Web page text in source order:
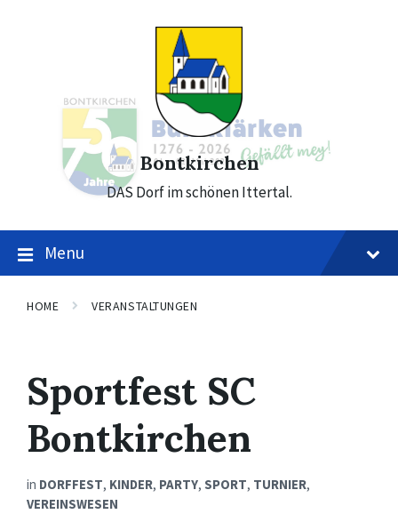
Bontkirchen
DAS Dorf im schönen Ittertal.
Menu
HOME VERANSTALTUNGEN
Sportfest SC
Bontkirchen
in DORFFEST, KINDER, PARTY, SPORT, TURNIER,
VEREINSWESEN